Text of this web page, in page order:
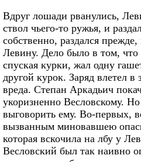
Вдруг лошади рванулись,
ствол чьего-то ружья, и
собственно, раздался прежде,
Левину. Дело было в том, что
спуская курки, жал одну
другой курок. Заряд влетел
вреда. Степан Аркадьич
укоризненно Весловскому.
выговорить ему. Во-первых,
вызванным миновавшею
которая вскочила на лбу у
Весловский был так наивно